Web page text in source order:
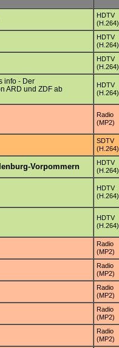
HDTV
(H.264)
HDTV
(H.264)
HDTV
(H.264)
info - Der
ARD und ZDF ab
HDTV
(H.264)
Radio
(MP2)
SDTV
(H.264)
Vorpommern
HDTV
(H.264)
HDTV
(H.264)
HDTV
(H.264)
Radio
(MP2)
Radio
(MP2)
Radio
(MP2)
Radio
(MP2)
Radio
(MP2)